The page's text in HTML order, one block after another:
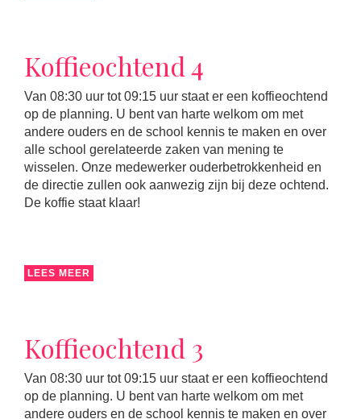
Koffieochtend 4
Van 08:30 uur tot 09:15 uur staat er een koffieochtend
op de planning. U bent van harte welkom om met
andere ouders en de school kennis te maken en over
alle school gerelateerde zaken van mening te
wisselen. Onze medewerker ouderbetrokkenheid en
de directie zullen ook aanwezig zijn bij deze ochtend.
De koffie staat klaar!
LEES MEER
Koffieochtend 3
Van 08:30 uur tot 09:15 uur staat er een koffieochtend
op de planning. U bent van harte welkom om met
andere ouders en de school kennis te maken en over